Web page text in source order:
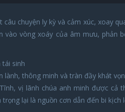
câu chuyện ly kỳ và cảm xúc, xoay
vào vòng xoáy của âm mưu, phản
tái sinh
lành, thông minh và tràn đầy khát
vị lãnh chúa anh minh được cả
lại là nguồn cơn dẫn đến bi kịch